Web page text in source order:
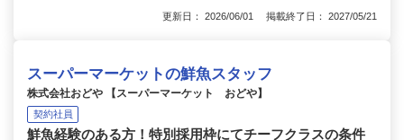
更新日： 2026/06/01 掲載終了日： 2027/05/21
スーパーマーケットの鮮魚スタッフ
株式会社おどや 【スーパーマーケット おどや】
契約社員
鮮魚経験のある方！特別採用枠にてチーフクラスの条件